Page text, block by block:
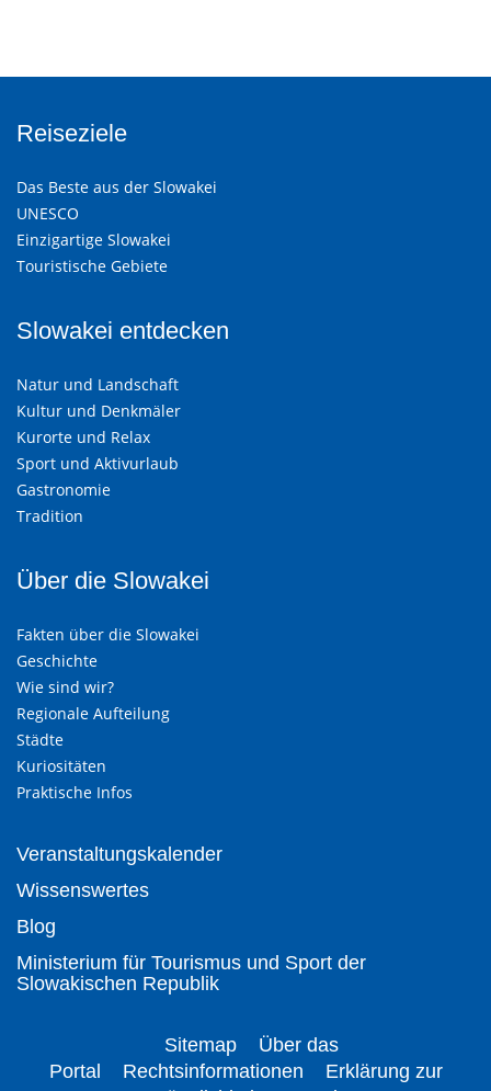
Reiseziele
Das Beste aus der Slowakei
UNESCO
Einzigartige Slowakei
Touristische Gebiete
Slowakei entdecken
Natur und Landschaft
Kultur und Denkmäler
Kurorte und Relax
Sport und Aktivurlaub
Gastronomie
Tradition
Über die Slowakei
Fakten über die Slowakei
Geschichte
Wie sind wir?
Regionale Aufteilung
Städte
Kuriositäten
Praktische Infos
Veranstaltungskalender
Wissenswertes
Blog
Ministerium für Tourismus und Sport der
Slowakischen Republik
Sitemap
Über das
Portal
Rechtsinformationen
Erklärung zur